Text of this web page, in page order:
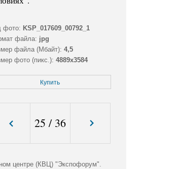
фото: KSP_017609_00792_1
файла: jpg
файла (Мбайт): 4,5
фото (пикс.): 4889x3584
Купить
25 / 36
центре (КВЦ) "Экспофорум".